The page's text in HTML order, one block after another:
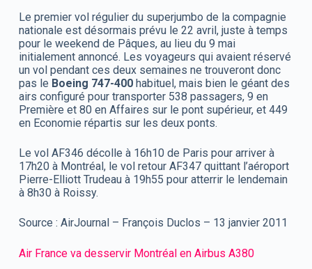
Le premier vol régulier du superjumbo de la compagnie
nationale est désormais prévu le 22 avril, juste à temps
pour le weekend de Pâques, au lieu du 9 mai
initialement annoncé. Les voyageurs qui avaient réservé
un vol pendant ces deux semaines ne trouveront donc
pas le Boeing 747-400habituel, mais bien le géant des
airs configuré pour transporter 538 passagers, 9 en
Première et 80 en Affaires sur le pont supérieur, et 449
en Economie répartis sur les deux ponts.
Le vol AF346 décolle à 16h10 de Paris pour arriver à
17h20 à Montréal, le vol retour AF347 quittant l’aéroport
Pierre-Elliott Trudeau à 19h55 pour atterrir le lendemain
à 8h30 à Roissy.
Source : AirJournal – François Duclos – 13 janvier 2011
Air France va desservir Montréal en Airbus A380